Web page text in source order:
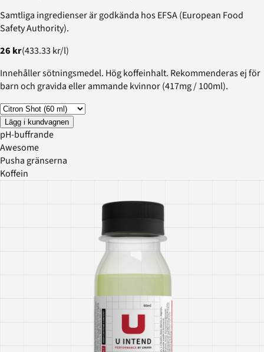
Samtliga ingredienser är godkända hos EFSA (European Food
Safety Authority).
26 kr(433.33 kr/l)
Innehåller sötningsmedel. Hög koffeinhalt. Rekommenderas ej för
barn och gravida eller ammande kvinnor (417mg / 100ml).
Lägg i kundvagnen
pH-buffrande
Awesome
Pusha gränserna
Koffein